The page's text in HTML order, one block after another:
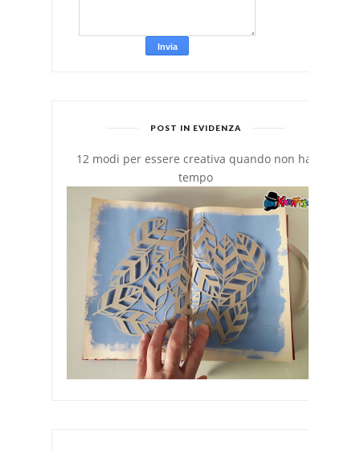
POST IN EVIDENZA
12 modi per essere creativa quando non hai
tempo